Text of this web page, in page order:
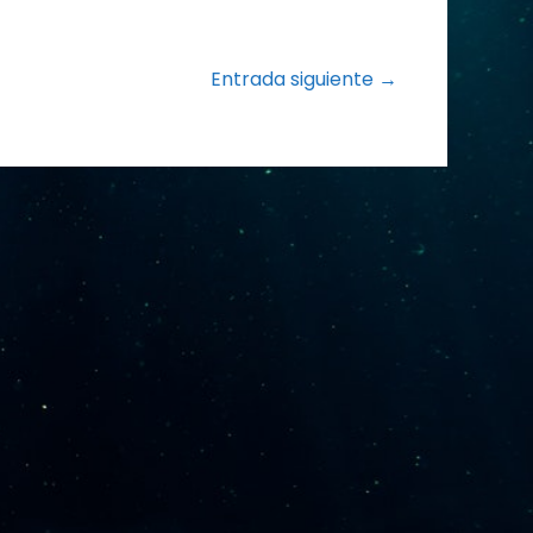
Entrada siguiente →